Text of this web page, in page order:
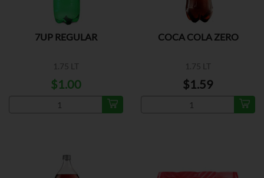
7UP REGULAR
1.75 LT
$1.00
COCA COLA ZERO
1.75 LT
$1.59